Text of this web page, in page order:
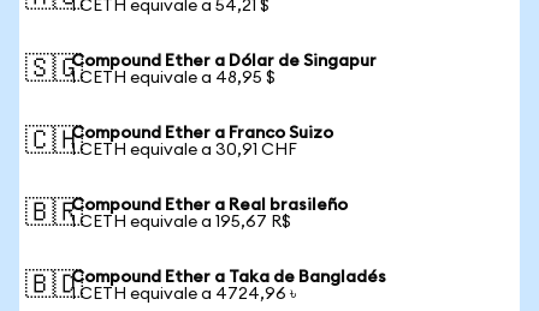
1 CETH equivale a 54,21 $
🇸🇬Compound Ether a Dólar de Singapur
1 CETH equivale a 48,95 $
🇨🇭Compound Ether a Franco Suizo
1 CETH equivale a 30,91 CHF
🇧🇷Compound Ether a Real brasileño
1 CETH equivale a 195,67 R$
🇧🇩Compound Ether a Taka de Bangladés
1 CETH equivale a 4724,96 ৳